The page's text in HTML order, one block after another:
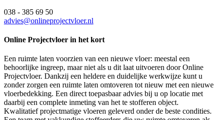
038 - 385 69 50
advies@onlineprojectvloer.nl
Online Projectvloer in het kort
Een ruimte laten voorzien van een nieuwe vloer: meestal een
behoorlijke ingreep, maar niet als u dit laat uitvoeren door Online
Projectvloer. Dankzij een heldere en duidelijke werkwijze kunt u
zonder zorgen een ruimte laten omtoveren tot nieuw met een nieuwe
vloerbedekking. Een direct toepasbaar advies bij u op locatie met
daarbij een complete inmeting van het te stofferen object.
Kwalitatief projectmatige vloeren geleverd onder de beste condities.